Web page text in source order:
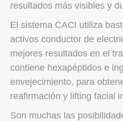
resultados más visibles y
El sistema CACI utiliza
activos conductor de
mejores resultados en el
contiene hexapéptidos e
envejecimiento, para
reafirmación y lifting facial
Son muchas las